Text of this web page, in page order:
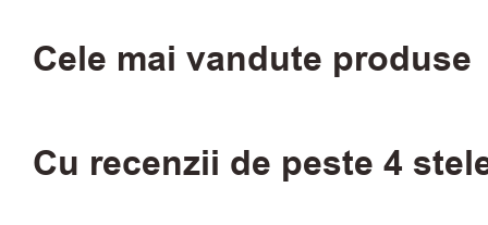
Cele mai vandute produse
Cu recenzii de peste 4